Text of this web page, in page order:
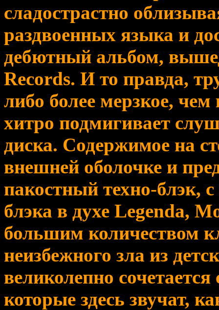
сладострастно
раздвоенных языка и
дебютный альбом,
Records. И то правда,
либо более мерзкое,
хитро подмигивает
диска. Содержимое на
внешней оболочке и
пакостный техно-блэк,
блэка в духе Legenda,
большим количеством
неизбежного зла из
великолепно
которые здесь звучат,